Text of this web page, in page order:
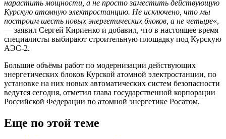
нарастить мощности, а не просто заместить действующую
Курскую атомную электростанцию. Не исключено, что мы
построим шесть новых энергетических блоков, а не четыре«,
— заявил Сергей Кириенко и добавил, что в настоящее время
специалисты выбирают строительную площадку под Курскую
АЭС-2.
Большие объёмы работ по модернизации действующих
энергетических блоков Курской атомной электростанции, по
установке на них новых автоматических систем безопасности
ведутся сегодня, отметил глава государственной корпорации
Российской Федерации по атомной энергетике Росатом.
Еще по этой теме